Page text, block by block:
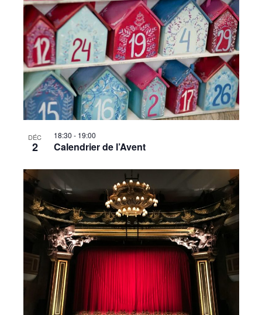
DÉC
2
18:30 - 19:00
Calendrier de l’Avent